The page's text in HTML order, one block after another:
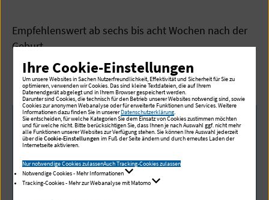
Empfehlenswert ab sechs bis acht Wochen nach der
Geburt.
Anmeldung
Anmeldung für diesen Kurs
Ihre Cookie-Einstellungen
Um unsere Websites in Sachen Nutzerfreundlichkeit, Effektivität und Sicherheit für Sie zu
optimieren, verwenden wir Cookies. Das sind kleine Textdateien, die auf Ihrem
Datenendgerät abgelegt und in Ihrem Browser gespeichert werden.
Darunter sind Cookies, die technisch für den Betrieb unserer Websites notwendig sind, sowie
Cookies zur anonymen Webanalyse oder für erweiterte Funktionen und Services. Weitere
Informationen dazu finden Sie in unsererDatenschutzerklärung.
Sie entscheiden, für welche Kategorien Sie dem Einsatz von Cookies zustimmen möchten
und für welche nicht. Bitte berücksichtigen Sie, dass Ihnen je nach Auswahl ggf. nicht mehr
alle Funktionen unserer Websites zur Verfügung stehen. Sie können Ihre Auswahl jederzeit
über dieCookie-Einstellungen im Fuß der Seite ändern und durch erneutes Laden der
Internetseite aktivieren.
Nur notwendige Cookies zulassenAuch Tracking-Cookies zulassen
Notwendige Cookies - Mehr Informationen
Tracking-Cookies - Mehr zur Webanalyse mit Matomo